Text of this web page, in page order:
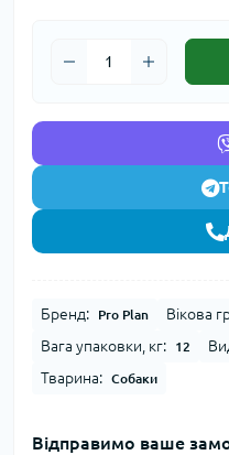
Бренд: Pro Plan Вікова
Вага упаковки, кг: 12
Тварина: Собаки
Відправимо ваше